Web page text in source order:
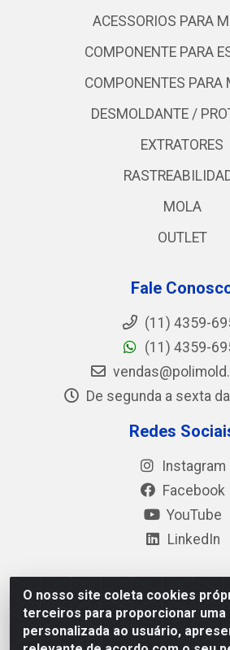
O nosso site coleta cookies
terceiros para proporcionar uma
personalizada ao usuário,
ACESSORIOS PARA
COMPONENTE PARA
COMPONENTES PARA
DESMOLDANTE /
EXTRATORES
MOLA
OUTLET
Fale
(11) 4359-
(11) 4359-
De segunda a sexta
Redes
Instagram
Facebook
YouTube
LinkedIn
Polimold Industrial Ltda - Estrada
Bernardo do Campo / SP – CEP:
44.106.466/0001-41